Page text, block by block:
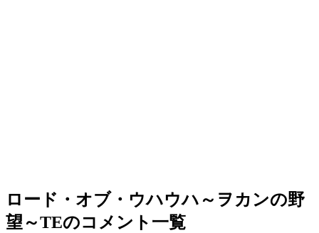
ロード・オブ・ウハウハ～ヲカンの野
望～TEのコメント一覧